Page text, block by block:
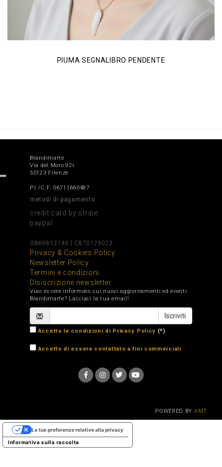
PIUMA SEGNALIBRO PENDENTE
Brandimarte
Via del Moro 92r
50123 Firenze
P.I./C.F. 06711660487
metodi di pagamento
credit card by stripe
paypal
G869853140 C870129023
Privacy & Cookies Policy
Newsletter Policy
Termini e condizioni
Disiscrizione newsletter
Vuoi essere informato sui nuovi aggiornamenti ed eventi
Brandimarte? Lasciaci la tua email!
Accetto le condizioni di Privacy Policy (*)
Accetto di essere contattato a fini commerciali
POWERED BY AMT
Informativa sulla raccolta
Le tue preferenze relative alla privacy